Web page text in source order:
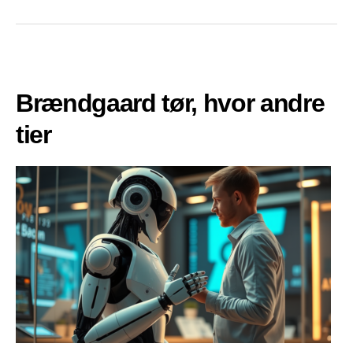
Brændgaard tør, hvor andre
tier